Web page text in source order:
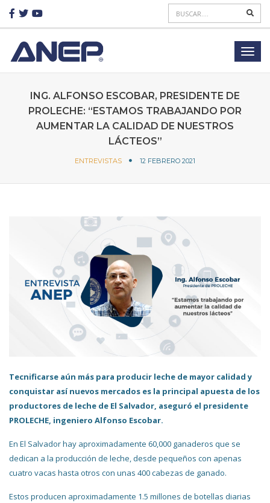
ING. ALFONSO ESCOBAR, PRESIDENTE DE
PROLECHE: “ESTAMOS TRABAJANDO POR
AUMENTAR LA CALIDAD DE NUESTROS
LÁCTEOS”
ENTREVISTAS 12 FEBRERO 2021
Tecnificarse aún más para producir leche de mayor calidad y
conquistar así nuevos mercados es la principal apuesta de los
productores de leche de El Salvador, aseguró el presidente
PROLECHE, ingeniero Alfonso Escobar.
En El Salvador hay aproximadamente 60,000 ganaderos que se
dedican a la producción de leche, desde pequeños con apenas
cuatro vacas hasta otros con unas 400 cabezas de ganado.
Estos producen aproximadamente 1.5 millones de botellas diarias